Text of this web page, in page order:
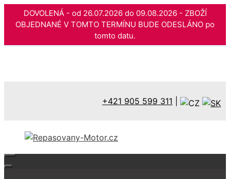
DOVOLENÁ - od 26.07.2026 do 09.08.2026 - ZBOŽÍ
OBJEDNANÉ V TOMTO TERMÍNU BUDE ODESLÁNO po
tomto datu.
+421 905 599 311